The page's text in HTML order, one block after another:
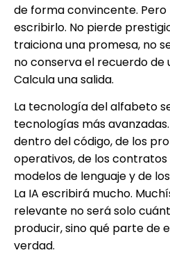
de forma convincente.
escribirlo. No pierde
traiciona una promesa, no
no conserva el recuerdo de
Calcula una salida.
La tecnología del alfabeto
tecnologías más
dentro del código, de los
operativos, de los
modelos de lenguaje y de
La IA escribirá mucho.
relevante no será solo
producir, sino qué parte de
verdad.